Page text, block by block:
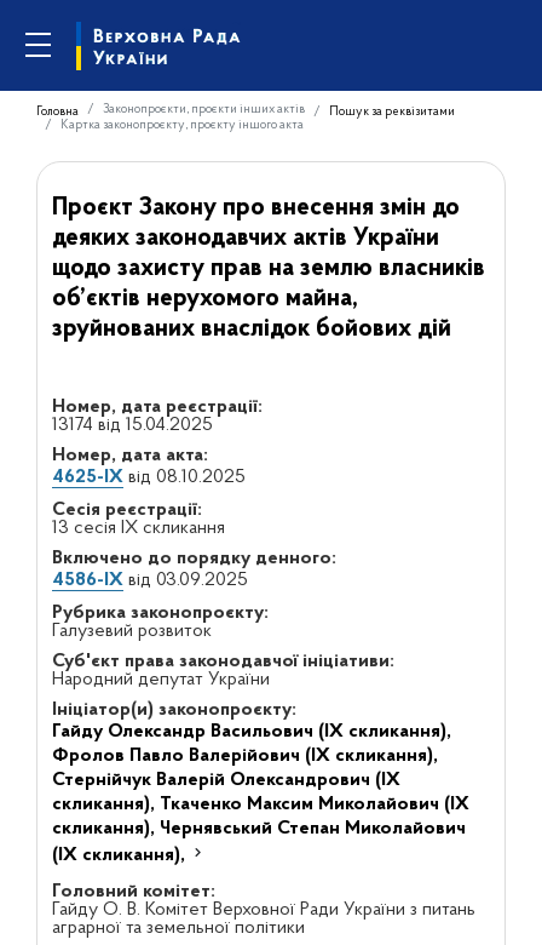
Головна Законопроєкти, проєкти інших актів
Пошук за реквізитами
Картка законопроєкту, проєкту іншого акта
Проєкт Закону про внесення змін до
деяких законодавчих актів України
щодо захисту прав на землю власників
об’єктів нерухомого майна,
зруйнованих внаслідок бойових дій
Номер, дата реєстрації:
13174 від 15.04.2025
Номер, дата акта:
4625-IXвід 08.10.2025
Сесія реєстрації:
13 сесія IX скликання
Включено до порядку денного:
4586-IXвід 03.09.2025
Рубрика законопроєкту:
Галузевий розвиток
Суб'єкт права законодавчої ініціативи:
Народний депутат України
Ініціатор(и) законопроєкту:
Гайду Олександр Васильович (IX скликання),
Фролов Павло Валерійович (IX скликання),
Стернійчук Валерій Олександрович (IX
скликання), Ткаченко Максим Миколайович (IX
скликання), Чернявський Степан Миколайович
(IX скликання),
Головний комітет:
Гайду О. В. Комітет Верховної Ради України з питань
аграрної та земельної політики